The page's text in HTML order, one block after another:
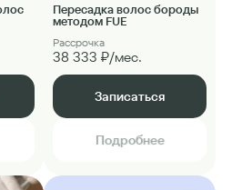
Пересадка волос бороды
методом FUE
Рассрочка
38 333 ₽/мес.
Записаться
Подробнее